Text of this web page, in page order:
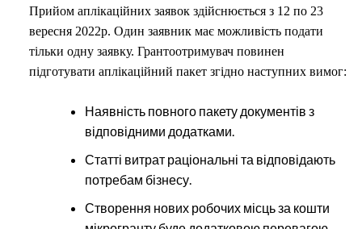
Прийом аплікаційних заявок здійснюється з 12 по 23
вересня 2022р. Один заявник має можливість подати
тільки одну заявку. Грантоотримувач повинен
підготувати аплікаційний пакет згідно наступних вимог:
Наявність повного пакету документів з
відповідними додатками.
Статті витрат раціональні та відповідають
потребам бізнесу.
Створення нових робочих місць за кошти